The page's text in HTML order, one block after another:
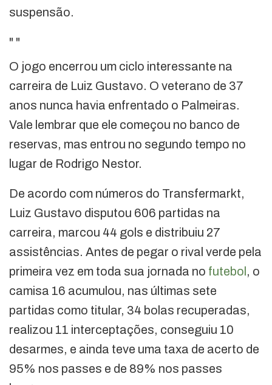
suspensão.
" "
O jogo encerrou um ciclo interessante na
carreira de Luiz Gustavo. O veterano de 37
anos nunca havia enfrentado o Palmeiras.
Vale lembrar que ele começou no banco de
reservas, mas entrou no segundo tempo no
lugar de Rodrigo Nestor.
De acordo com números do Transfermarkt,
Luiz Gustavo disputou 606 partidas na
carreira, marcou 44 gols e distribuiu 27
assistências. Antes de pegar o rival verde pela
primeira vez em toda sua jornada no futebol, o
camisa 16 acumulou, nas últimas sete
partidas como titular, 34 bolas recuperadas,
realizou 11 interceptações, conseguiu 10
desarmes, e ainda teve uma taxa de acerto de
95% nos passes e de 89% nos passes